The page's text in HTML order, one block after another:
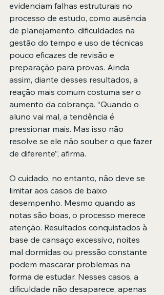
evidenciam falhas estruturais no
processo de estudo, como ausência
de planejamento, dificuldades na
gestão do tempo e uso de técnicas
pouco eficazes de revisão e
preparação para provas. Ainda
assim, diante desses resultados, a
reação mais comum costuma ser o
aumento da cobrança. “Quando o
aluno vai mal, a tendência é
pressionar mais. Mas isso não
resolve se ele não souber o que fazer
de diferente”, afirma.
O cuidado, no entanto, não deve se
limitar aos casos de baixo
desempenho. Mesmo quando as
notas são boas, o processo merece
atenção. Resultados conquistados à
base de cansaço excessivo, noites
mal dormidas ou pressão constante
podem mascarar problemas na
forma de estudar. Nesses casos, a
dificuldade não desaparece, apenas